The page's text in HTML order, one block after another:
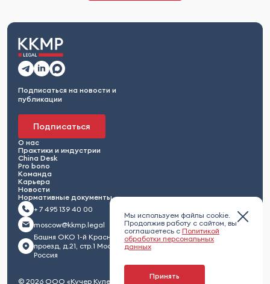
Мы используем файлы cookie.
Продолжив работу с сайтом, вы
соглашаетесь с Политикой
обработки персональных
данных
Принять
Подписаться на новости и
публикации
Подписаться
О нас
Практики и индустрии
China Desk
Pro bono
Команда
Карьера
Новости
Нормативные документы
+ 7 495 139 40 00
moscow@kkmp.legal
Башня ОКО 1-й Красногвардейский
проезд, д.21, стр.1 Москва 123112,
Россия
© 2026 ООО «Кучер Кулешов Максименко и партнеры»